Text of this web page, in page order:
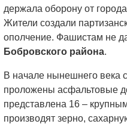
держала оборону от
Жители создали
ополчение. Фашистам не
Бобровского района.
В начале нынешнего века
проложены асфальтовые
представлена 16 –
производят зерно,